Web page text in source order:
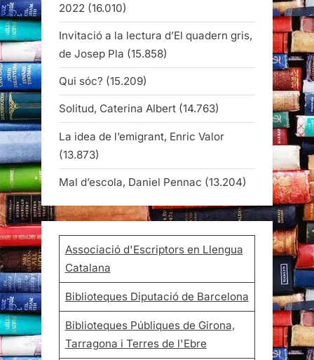
2022 (16.010)
Invitació a la lectura d’El quadern gris,
de Josep Pla (15.858)
Qui sóc? (15.209)
Solitud, Caterina Albert (14.763)
La idea de l’emigrant, Enric Valor
(13.873)
Mal d’escola, Daniel Pennac (13.204)
Associació d'Escriptors en Llengua
Catalana
Biblioteques Diputació de Barcelona
Biblioteques Públiques de Girona,
Tarragona i Terres de l'Ebre